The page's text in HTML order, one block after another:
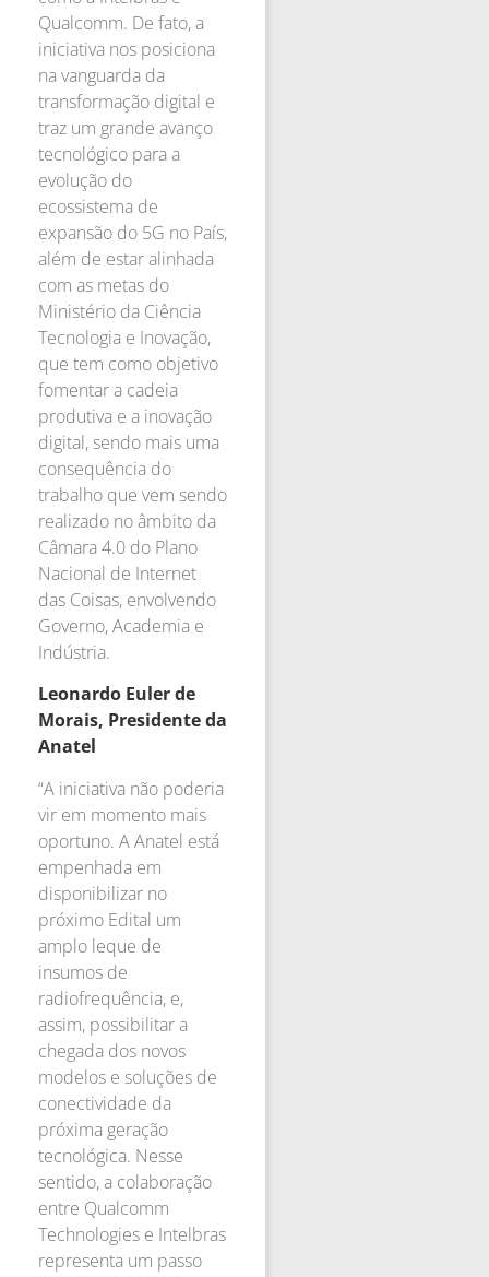
Qualcomm. De fato, a
iniciativa nos posiciona
na vanguarda da
transformação digital e
traz um grande avanço
tecnológico para a
evolução do
ecossistema de
expansão do 5G no País,
além de estar alinhada
com as metas do
Ministério da Ciência
Tecnologia e Inovação,
que tem como objetivo
fomentar a cadeia
produtiva e a inovação
digital, sendo mais uma
consequência do
trabalho que vem sendo
realizado no âmbito da
Câmara 4.0 do Plano
Nacional de Internet
das Coisas, envolvendo
Governo, Academia e
Indústria.
Leonardo Euler de
Morais, Presidente da
Anatel
“A iniciativa não poderia
vir em momento mais
oportuno. A Anatel está
empenhada em
disponibilizar no
próximo Edital um
amplo leque de
insumos de
radiofrequência, e,
assim, possibilitar a
chegada dos novos
modelos e soluções de
conectividade da
próxima geração
tecnológica. Nesse
sentido, a colaboração
entre Qualcomm
Technologies e Intelbras
representa um passo